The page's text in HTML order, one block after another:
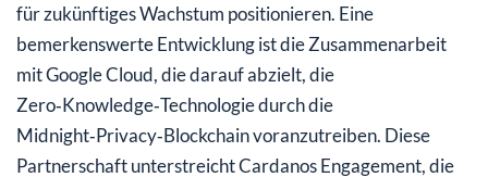
für zukünftiges Wachstum positionieren. Eine
bemerkenswerte Entwicklung ist die Zusammenarbeit
mit Google Cloud, die darauf abzielt, die
Zero‑Knowledge‑Technologie durch die
Midnight‑Privacy‑Blockchain voranzutreiben. Diese
Partnerschaft unterstreicht Cardanos Engagement, die